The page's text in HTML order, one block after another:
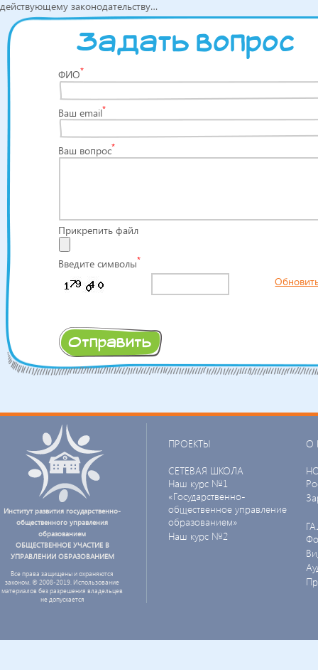
действующему законодательству…
Задать вопрос
ФИО*
Ваш email*
Ваш вопрос*
Прикрепить файл
Введите символы*
Институт развития государственно-
общественного управления
образованием
ОБЩЕСТВЕННОЕ УЧАСТИЕ В
УПРАВЛЕНИИ ОБРАЗОВАНИЕМ
Все права защищены и охраняются
законом. © 2008-2019. Использование
материалов без разрешения владельцев
не допускается
ПРОЕКТЫ
СЕТЕВАЯ ШКОЛА
Наш курс №1
«Государственно-
общественное управление
образованием»
Наш курс №2
О